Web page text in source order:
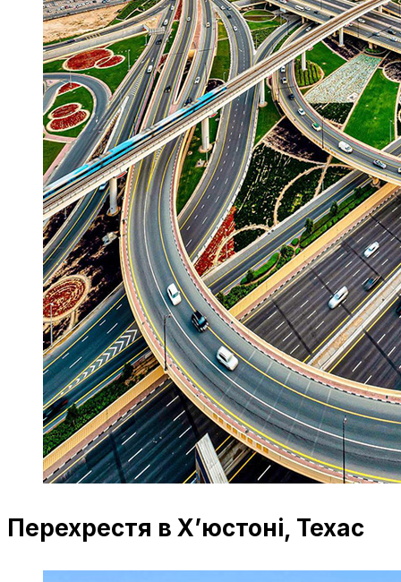
Перехрестя в Х’юстоні, Техас